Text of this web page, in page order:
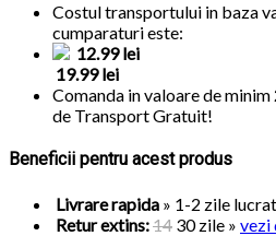
Costul transportului in baza
cumparaturi este:
12.99 lei
19.99 lei
Comanda in valoare de minim
de Transport Gratuit!
Beneficii pentru acest produs
Livrare rapida » 1-2 zile
Retur extins:14 30 zile » vezi